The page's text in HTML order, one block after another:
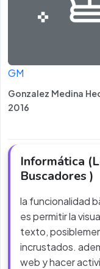
GM
Gonzalez Medina
2016
Informática
Buscadores )
la funcionalidad
es permitir la
texto,
incrustados.
web y hacer